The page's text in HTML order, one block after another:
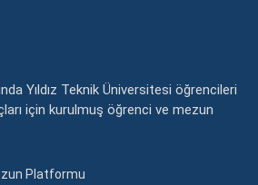
Yıldız Teknik Üniversitesi öğrencileri
için kurulmuş öğrenci ve mezun
Platformu